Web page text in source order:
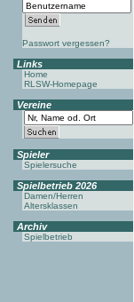
Passwort vergessen?
Links
Home
RLSW-Homepage
Vereine
Spieler
Spielersuche
Spielbetrieb 2026
Damen/Herren
Altersklassen
Archiv
Spielbetrieb